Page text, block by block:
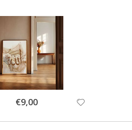
Special
Price
€9,00